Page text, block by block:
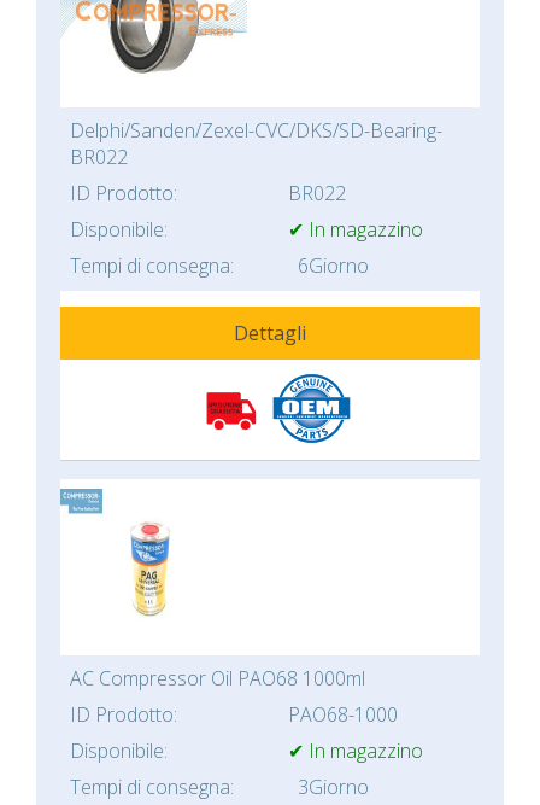
Delphi/Sanden/Zexel-CVC/DKS/SD-Bearing-
BR022
ID Prodotto:
BR022
Disponibile:
✔ In magazzino
Tempi di consegna:
6Giorno
Dettagli
AC Compressor Oil PAO68 1000ml
ID Prodotto:
PAO68-1000
Disponibile:
✔ In magazzino
Tempi di consegna:
3Giorno